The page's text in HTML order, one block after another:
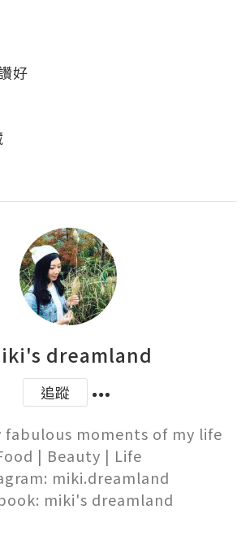
好
dreamland
追蹤
fabulous moments of my life
| Beauty | Life
miki.dreamland
miki's dreamland